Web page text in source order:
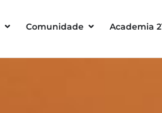
Comunidade Academia